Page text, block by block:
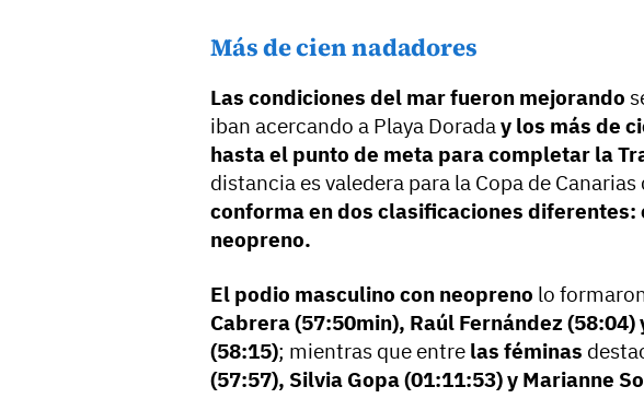
Más de cien nadadores
Las condiciones del mar fueron mejorando
iban acercando a Playa Doraday los más de
hasta el punto de meta para completar la
distancia es valedera para la Copa de Canarias
conforma en dos clasificaciones diferentes:
neopreno.
El podio masculino con neopreno lo
Cabrera (57:50min), Raúl Fernández (58:04)
(58:15); mientras que entre las féminas
(57:57), Silvia Gopa (01:11:53) y Marianne